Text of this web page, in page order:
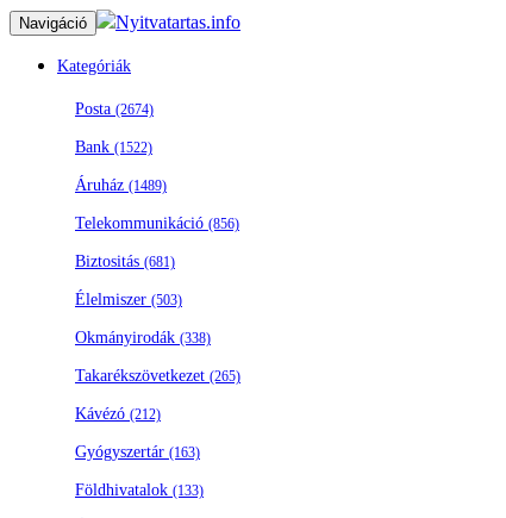
Navigáció Nyitvatartas.info
Kategóriák
Posta (2674)
Bank (1522)
Áruház (1489)
Telekommunikáció (856)
Biztositás (681)
Élelmiszer (503)
Okmányirodák (338)
Takarékszövetkezet (265)
Kávézó (212)
Gyógyszertár (163)
Földhivatalok (133)